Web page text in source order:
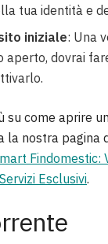
tua identità e
iniziale: Una
aperto, dovrai
su come aprire
la nostra pagina
Findomestic:
Esclusivi.